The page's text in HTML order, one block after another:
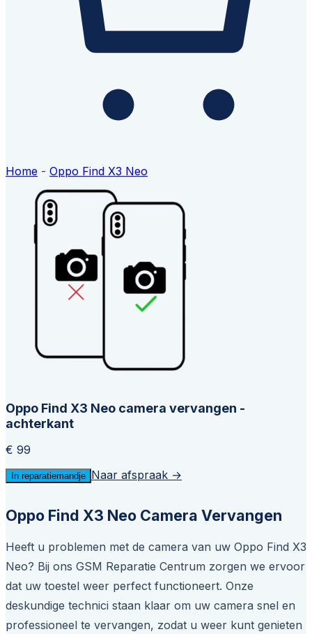
Home - Oppo Find X3 Neo
Oppo Find X3 Neo camera vervangen -
achterkant
€ 99
In reparatiemandje Naar afspraak →
Oppo Find X3 Neo Camera Vervangen
Heeft u problemen met de camera van uw Oppo Find X3
Neo? Bij ons GSM Reparatie Centrum zorgen we ervoor
dat uw toestel weer perfect functioneert. Onze
deskundige technici staan klaar om uw camera snel en
professioneel te vervangen, zodat u weer kunt genieten